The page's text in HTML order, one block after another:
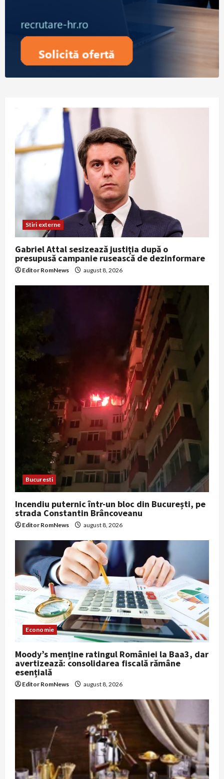
Stiri externe
Gabriel Attal sesizează justiția după o
presupusă campanie rusească de dezinformare
Editor RomNews august 8, 2026
Bucuresti
Incendiu puternic într-un bloc din București, pe
strada Constantin Brâncoveanu
Editor RomNews august 8, 2026
Economie
Moody’s menține ratingul României la Baa3, dar
avertizează: consolidarea fiscală rămâne
esențială
Editor RomNews august 8, 2026